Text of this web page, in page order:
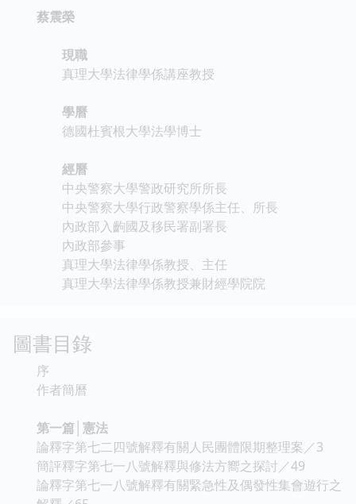
蔡震榮
現職
真理大學法律學係講座教授
學曆
德國杜賓根大學法學博士
經曆
中央警察大學警政研究所所長
中央警察大學行政警察學係主任、所長
內政部入齣國及移民署副署長
內政部參事
真理大學法律學係教授、主任
真理大學法律學係教授兼財經學院院
圖書目錄
序
作者簡曆
第一篇│憲法
論釋字第七二四號解釋有關人民團體限期整理案／3
簡評釋字第七一八號解釋與修法方嚮之探討／49
論釋字第七一八號解釋有關緊急性及偶發性集會遊行之